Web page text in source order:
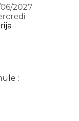
2027
: